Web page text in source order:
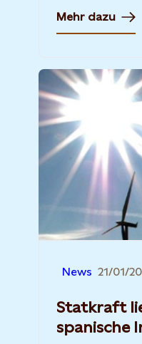
Mehr dazu
News 21/01/
Statkraft
spanische